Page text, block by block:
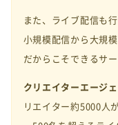
また、ライブ配信も
小規模配信から大規
だからこそできるサ
クリエイターエージ
リエイター約5000人